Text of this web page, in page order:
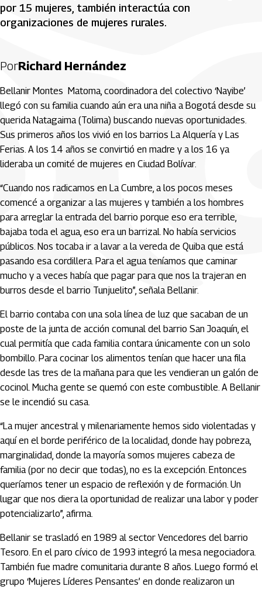
por 15 mujeres, también interactúa con
organizaciones de mujeres rurales.
PorRichard Hernández
Bellanir Montes Matoma, coordinadora del colectivo ‘Nayibe’
llegó con su familia cuando aún era una niña a Bogotá desde su
querida Natagaima (Tolima) buscando nuevas oportunidades.
Sus primeros años los vivió en los barrios La Alquería y Las
Ferias. A los 14 años se convirtió en madre y a los 16 ya
lideraba un comité de mujeres en Ciudad Bolívar.
“Cuando nos radicamos en La Cumbre, a los pocos meses
comencé a organizar a las mujeres y también a los hombres
para arreglar la entrada del barrio porque eso era terrible,
bajaba toda el agua, eso era un barrizal. No había servicios
públicos. Nos tocaba ir a lavar a la vereda de Quiba que está
pasando esa cordillera. Para el agua teníamos que caminar
mucho y a veces había que pagar para que nos la trajeran en
burros desde el barrio Tunjuelito”, señala Bellanir.
El barrio contaba con una sola línea de luz que sacaban de un
poste de la junta de acción comunal del barrio San Joaquín, el
cual permitía que cada familia contara únicamente con un solo
bombillo. Para cocinar los alimentos tenían que hacer una fila
desde las tres de la mañana para que les vendieran un galón de
cocinol. Mucha gente se quemó con este combustible. A Bellanir
se le incendió su casa.
“La mujer ancestral y milenariamente hemos sido violentadas y
aquí en el borde periférico de la localidad, donde hay pobreza,
marginalidad, donde la mayoría somos mujeres cabeza de
familia (por no decir que todas), no es la excepción. Entonces
queríamos tener un espacio de reflexión y de formación. Un
lugar que nos diera la oportunidad de realizar una labor y poder
potencializarlo”, afirma.
Bellanir se trasladó en 1989 al sector Vencedores del barrio
Tesoro. En el paro cívico de 1993 integró la mesa negociadora.
También fue madre comunitaria durante 8 años. Luego formó el
grupo ‘Mujeres Líderes Pensantes’ en donde realizaron un